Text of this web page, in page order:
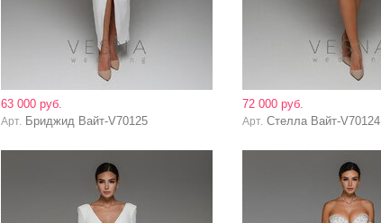
63 000 руб.
Арт. Бриджид Вайт-V70125
72 000 руб.
Арт. Стелла Вайт-V70124